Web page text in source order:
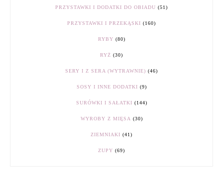
PRZYSTAWKI I DODATKI DO OBIADU (51)
PRZYSTAWKI I PRZEKĄSKI (160)
RYBY (80)
RYŻ (30)
SERY I Z SERA (WYTRAWNIE) (46)
SOSY I INNE DODATKI (9)
SURÓWKI I SAŁATKI (144)
WYROBY Z MIĘSA (30)
ZIEMNIAKI (41)
ZUPY (69)